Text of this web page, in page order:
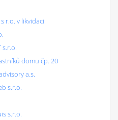
r.o. v likvidaci
s.r.o.
domu čp. 20
a.s.
s.r.o.
s.r.o.